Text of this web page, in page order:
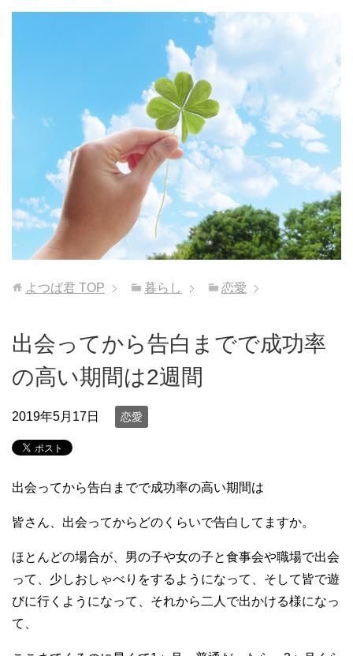
よつば君 TOP 暮らし 恋愛
出会ってから告白までで成功率
の高い期間は2週間
2019年5月17日 恋愛
出会ってから告白までで成功率の高い期間は
皆さん、出会ってからどのくらいで告白してますか。
ほとんどの場合が、男の子や女の子と食事会や職場で出会
って、少しおしゃべりをするようになって、そして皆で遊
びに行くようになって、それから二人で出かける様になっ
て、